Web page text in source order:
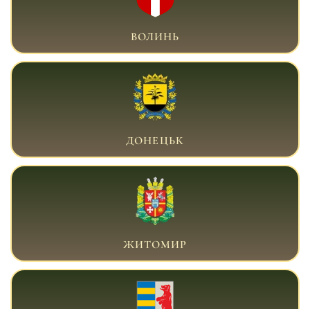
ВІЙСЬКОВИЙ АДВОКАТ ВОЛИНЬ
ВОЛИНЬ
ВІЙСЬКОВИЙ АДВОКАТ ДОНЕЦЬК
ДОНЕЦЬК
ВІЙСЬКОВИЙ АДВОКАТ ЖИТОМИР
ЖИТОМИР